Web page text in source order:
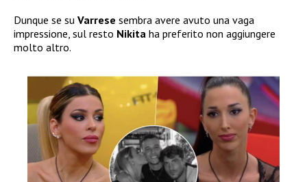
Dunque se su Varrese sembra avere avuto una vaga
impressione, sul resto Nikita ha preferito non aggiungere
molto altro.